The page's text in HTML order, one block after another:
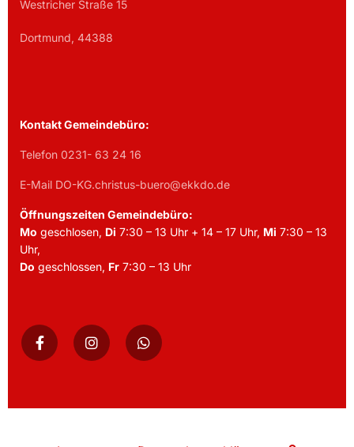
Westricher Straße 15
Dortmund, 44388
Kontakt Gemeindebüro:
Telefon 0231- 63 24 16
E-Mail DO-KG.christus-buero@ekkdo.de
Öffnungszeiten Gemeindebüro:
Mo geschlosen, Di 7:30 – 13 Uhr + 14 – 17 Uhr, Mi 7:30 – 13
Uhr,
Do geschlossen, Fr 7:30 – 13 Uhr